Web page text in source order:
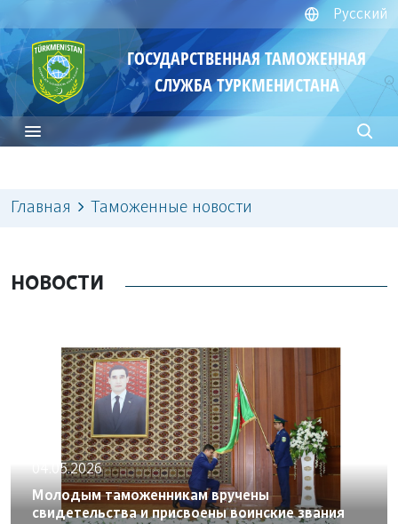
Русский
ГОСУДАРСТВЕННАЯ ТАМОЖЕННАЯ
СЛУЖБА ТУРКМЕНИСТАНА
Главная Таможенные новости
НОВОСТИ
04.05.2026
Молодым таможенникам вручены
свидетельства и присвоены воинские звания